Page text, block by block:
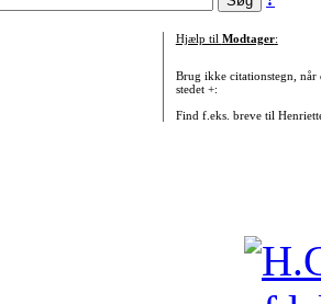
Hjælp til Modtager:
Brug ikke citationstegn, når
stedet +:
Find f.eks. breve til